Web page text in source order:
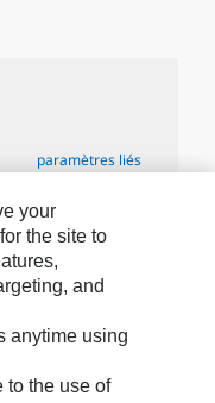
paramètres liés
your
the site to
and
anytime using
to the use of